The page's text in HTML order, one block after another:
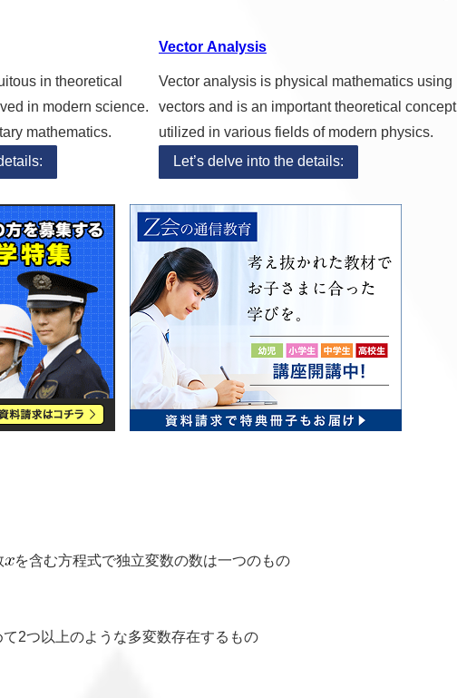
in theoretical
in modern science.
mathematics.
Vector Analysis
Vector analysis is physical mathematics using
vectors and is an important theoretical concept
utilized in various fields of modern physics.
Let’s delve into the details:
を含む方程式で独立変数の数は一つのもの
2つ以上のような多変数存在するもの